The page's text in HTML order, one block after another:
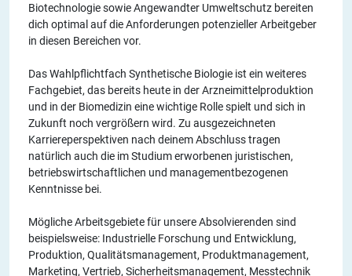
Biotechnologie sowie Angewandter Umweltschutz bereiten
dich optimal auf die Anforderungen potenzieller Arbeitgeber
in diesen Bereichen vor.
Das Wahlpflichtfach Synthetische Biologie ist ein weiteres
Fachgebiet, das bereits heute in der Arzneimittelproduktion
und in der Biomedizin eine wichtige Rolle spielt und sich in
Zukunft noch vergrößern wird. Zu ausgezeichneten
Karriereperspektiven nach deinem Abschluss tragen
natürlich auch die im Studium erworbenen juristischen,
betriebswirtschaftlichen und managementbezogenen
Kenntnisse bei.
Mögliche Arbeitsgebiete für unsere Absolvierenden sind
beispielsweise: Industrielle Forschung und Entwicklung,
Produktion, Qualitätsmanagement, Produktmanagement,
Marketing, Vertrieb, Sicherheitsmanagement, Messtechnik